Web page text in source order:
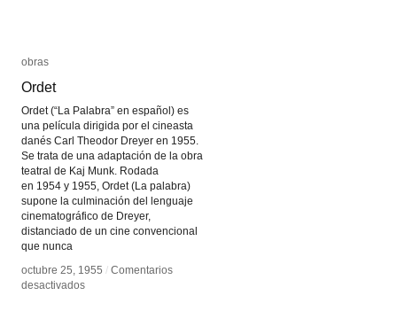
obras
Ordet
Ordet (“La Palabra” en español) es
una película dirigida por el cineasta
danés Carl Theodor Dreyer en 1955.
Se trata de una adaptación de la obra
teatral de Kaj Munk. Rodada
en 1954 y 1955, Ordet (La palabra)
supone la culminación del lenguaje
cinematográfico de Dreyer,
distanciado de un cine convencional
que nunca
octubre 25, 1955 / Comentarios
desactivadosen
obras
Ordet
octubre 25, 1955 / Comentarios
desactivadosen